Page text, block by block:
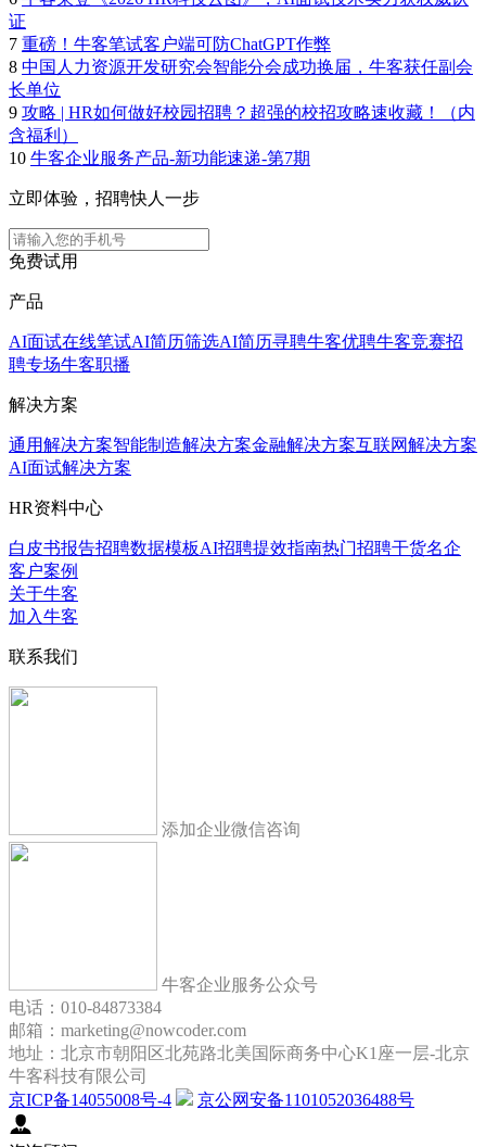
证
7 重磅！牛客笔试客户端可防ChatGPT作弊
8 中国人力资源开发研究会智能分会成功换届，牛客获任副会
长单位
9 攻略 | HR如何做好校园招聘？超强的校招攻略速收藏！（内
含福利）
10 牛客企业服务产品-新功能速递-第7期
立即体验，招聘快人一步
免费试用
产品
AI面试在线笔试AI简历筛选AI简历寻聘牛客优聘牛客竞赛招
聘专场牛客职播
解决方案
通用解决方案智能制造解决方案金融解决方案互联网解决方案
AI面试解决方案
HR资料中心
白皮书报告招聘数据模板AI招聘提效指南热门招聘干货名企
客户案例
关于牛客
加入牛客
联系我们
添加企业微信咨询
牛客企业服务公众号
电话：010-84873384
邮箱：marketing@nowcoder.com
地址：北京市朝阳区北苑路北美国际商务中心K1座一层-北京
牛客科技有限公司
京ICP备14055008号-4
京公网安备1101052036488号